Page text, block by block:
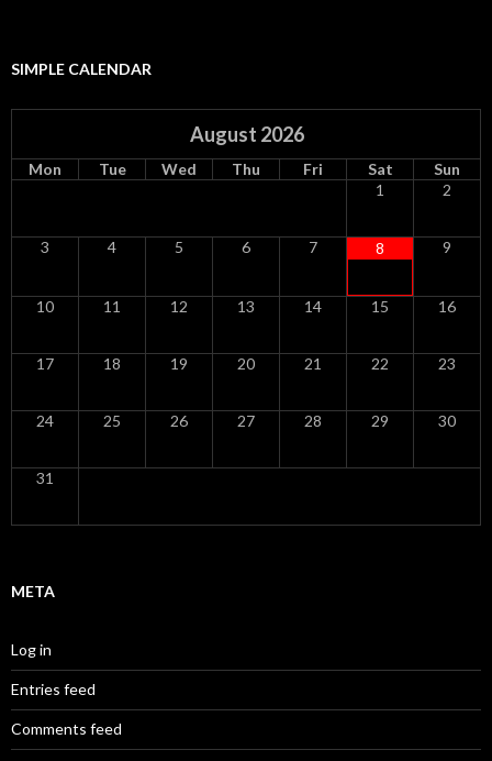
SIMPLE CALENDAR
August 2026
Mon Tue Wed Thu Fri Sat
Sun
1
2
3 4 5 6 7 8 9
10 11 12 13 14 15 16
17 18 19 20 21 22 23
24 25 26 27 28 29 30
31
META
Log in
Entries feed
Comments feed